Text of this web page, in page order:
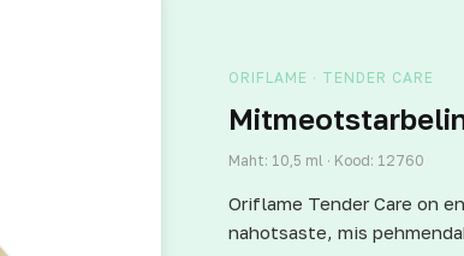
ORIFLAME · TENDER CARE
Maht: 10,5 ml · Kood: 12760
Oriflame Tender Care on
nahotsaste, mis